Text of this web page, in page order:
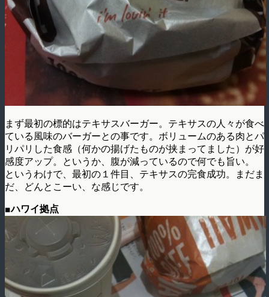
まず最初の標的はテキサスバーガー。テキサスの人々が食べ
ている風味のバーガーとの事です。ボリュームのある肉とパ
リパリした食感（何かの揚げたものが挟まってました）が好
感度アップ。というか、腹が減っているので何でも旨い。
というわけで、最初の１件目、テキサスの完食成功。まだま
だ、どんとこーい、な感じです。
■ハワイ拠点